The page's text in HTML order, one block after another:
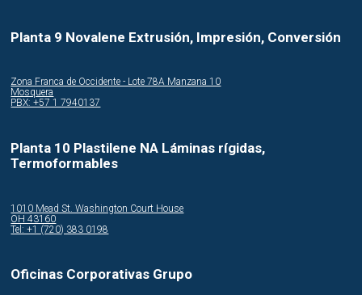
Planta 9 Novalene Extrusión, Impresión, Conversión
Zona Franca de Occidente - Lote 78A Manzana 10
Mosquera
PBX: +57 1 7940137
Planta 10 Plastilene NA Láminas rígidas,
Termoformables
1010 Mead St. Washington Court House
OH 43160
Tel: +1 (720) 383 0198
Oficinas Corporativas Grupo